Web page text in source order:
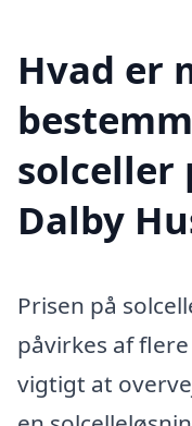
Hvad er
solceller
Dalby
Prisen på
påvirkes af
vigtigt at